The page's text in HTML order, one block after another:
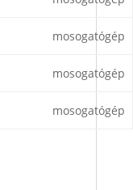
mosogatógép
mosogatógép
mosogatógép